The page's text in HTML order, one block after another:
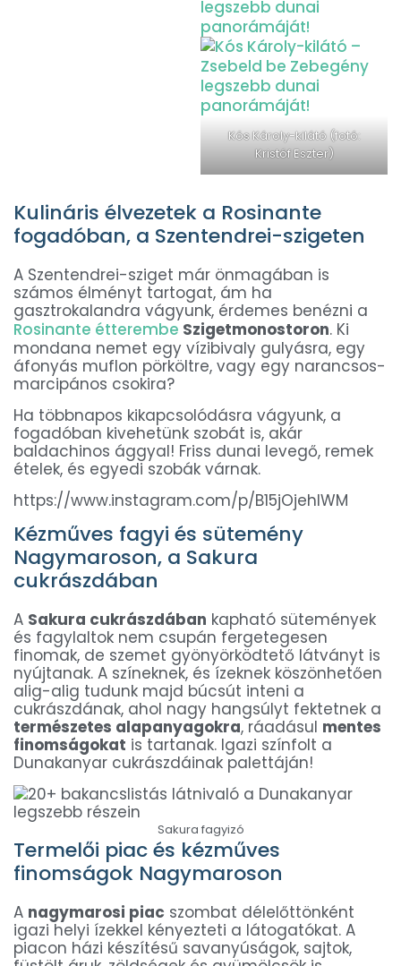
Kós Károly-kilátó (fotó:
Kristóf Eszter)
Kulináris élvezetek a Rosinante
fogadóban, a Szentendrei-szigeten
A Szentendrei-sziget már önmagában is
számos élményt tartogat, ám ha
gasztrokalandra vágyunk, érdemes benézni a
Rosinante étterembe Szigetmonostoron. Ki
mondana nemet egy vízibivaly gulyásra, egy
áfonyás muflon pörköltre, vagy egy narancsos-
marcipános csokira?
Ha többnapos kikapcsolódásra vágyunk, a
fogadóban kivehetünk szobát is, akár
baldachinos ággyal! Friss dunai levegő, remek
ételek, és egyedi szobák várnak.
https://www.instagram.com/p/B15jOjehIWM
Kézműves fagyi és sütemény
Nagymaroson, a Sakura
cukrászdában
A Sakura cukrászdában kapható sütemények
és fagylaltok nem csupán fergetegesen
finomak, de szemet gyönyörködtető látványt is
nyújtanak. A színeknek, és ízeknek köszönhetően
alig-alig tudunk majd búcsút inteni a
cukrászdának, ahol nagy hangsúlyt fektetnek a
természetes alapanyagokra, ráadásul mentes
finomságokat is tartanak. Igazi színfolt a
Dunakanyar cukrászdáinak palettáján!
Sakura fagyizó
Termelői piac és kézműves
finomságok Nagymaroson
A nagymarosi piac szombat délelőttönként
igazi helyi ízekkel kényezteti a látogatókat. A
piacon házi készítésű savanyúságok, sajtok,